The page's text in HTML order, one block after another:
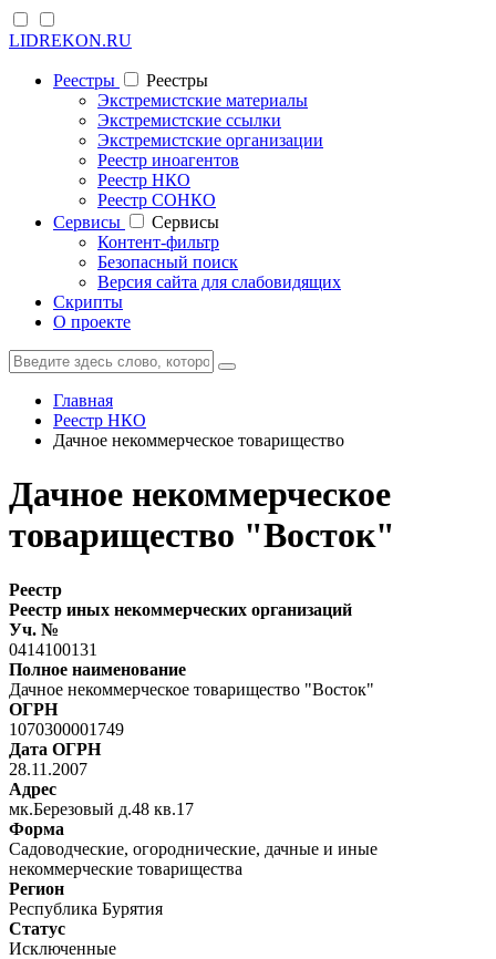
LIDREKON.RU
Реестры
Реестры
Экстремистские материалы
Экстремистские ссылки
Экстремистские организации
Реестр иноагентов
Реестр НКО
Реестр СОНКО
Cервисы
Cервисы
Контент-фильтр
Безопасный поиск
Версия сайта для слабовидящих
Скрипты
О проекте
Главная
Реестр НКО
Дачное некоммерческое товарищество
Дачное некоммерческое
товарищество "Восток"
Реестр
Реестр иных некоммерческих организаций
Уч. №
0414100131
Полное наименование
Дачное некоммерческое товарищество "Восток"
ОГРН
1070300001749
Дата ОГРН
28.11.2007
Адрес
мк.Березовый д.48 кв.17
Форма
Садоводческие, огороднические, дачные и иные
некоммерческие товарищества
Регион
Республика Бурятия
Статус
Исключенные